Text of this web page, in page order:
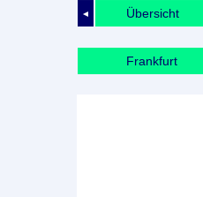
◄ Übersicht
Frankfurt